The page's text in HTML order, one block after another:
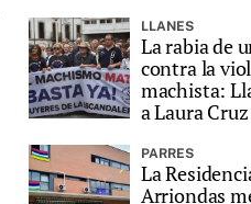
LLANES
La rabia de
contra la
machista:
a Laura Cruz
PARRES
La
Arriondas